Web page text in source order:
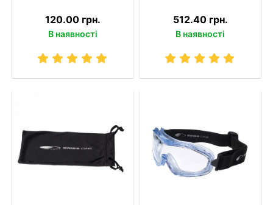
120.00 грн.
В наявності
512.40 грн.
В наявності